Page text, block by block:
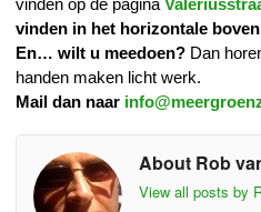
vinden op de pagina
vinden in het horizontale
En… wilt u meedoen? Dan
handen maken licht werk.
Mail dan naar
About Rob
View all posts by